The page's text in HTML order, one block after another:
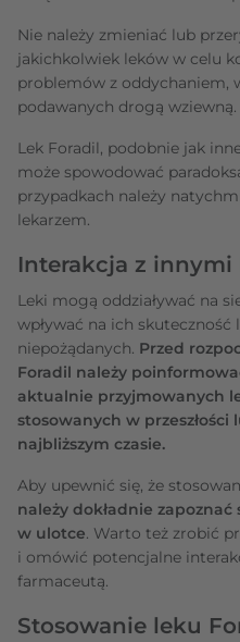
Nie należy zmieniać lub
jakichkolwiek leków w celu
problemów z
podawanych drogą wziewną.
Lek Foradil, podobnie jak
może spowodować
przypadkach należy
lekarzem.
Interakcja z innymi
Leki mogą oddziaływać na
wpływać na ich skuteczność
niepożądanych. Przed
Foradil należy
aktualnie przyjmowanych
stosowanych w
najbliższym czasie.
Aby upewnić się, że
należy dokładnie
w ulotce. Warto też zrobić
i omówić potencjalne
farmaceutą.
Stosowanie leku